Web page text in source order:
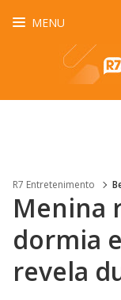
MENU
R7 Entretenimento
Menina
dormia
revela